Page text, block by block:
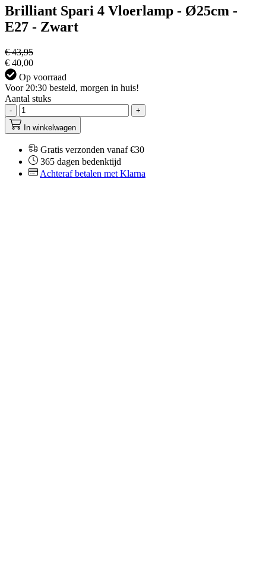
Brilliant Spari 4 Vloerlamp - Ø25cm -
E27 - Zwart
€ 43,95
€ 40,00
Op voorraad
Voor 20:30 besteld, morgen in huis!
Aantal stuks
-
+
In winkelwagen
Gratis verzonden vanaf €30
365 dagen bedenktijd
Achteraf betalen met Klarna